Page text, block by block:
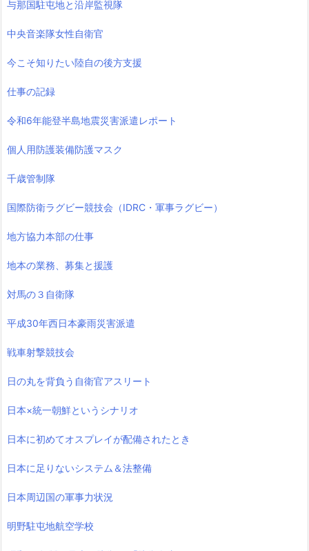
与那国駐屯地と沿岸監視隊
中央音楽隊女性自衛官
今こそ知りたい陸自の後方支援
仕事の記録
令和6年能登半島地震災害派遣レポート
個人用防護装備防護マスク
千歳管制隊
国際防衛ラグビー競技会（IDRC・軍事ラグビー）
地方協力本部の仕事
地本の業務、募集と援護
対馬の３自衛隊
平成30年西日本豪雨災害派遣
戦車射撃競技会
日の丸を背負う自衛官アスリート
日本×統一朝鮮というシナリオ
日本に初めてオスプレイが配備されたとき
日本に足りないシステム＆法整備
日本周辺国の軍事力状況
明野駐屯地航空学校